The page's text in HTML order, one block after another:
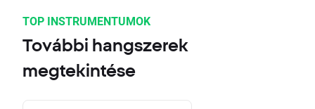
TOP INSTRUMENTUMOK
További hangszerek
megtekintése